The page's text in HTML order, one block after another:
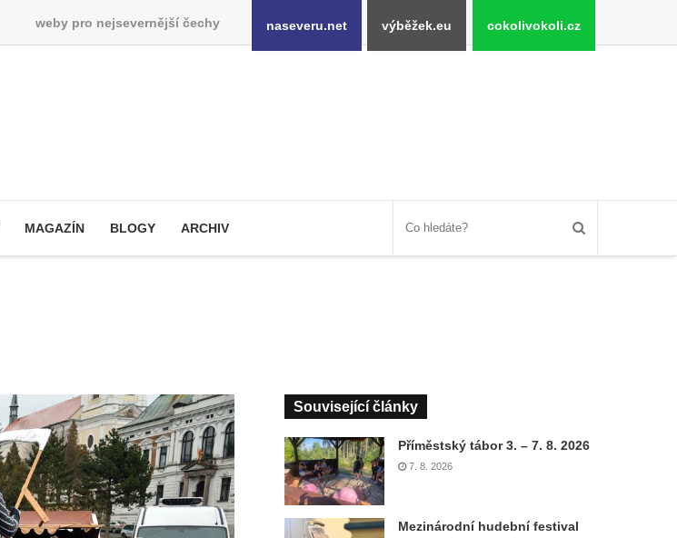
weby pro nejsevernější čechy naseveru.net výběžek.eu cokolivokoli.cz
MAGAZÍN BLOGY ARCHIV
Související články
Příměstský tábor 3. – 7. 8. 2026
7. 8. 2026
Mezinárodní hudební festival